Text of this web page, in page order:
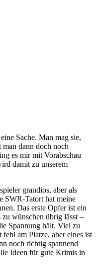
Sache. Man mag sie,
dann doch noch
es mir mit Vorabschau
damit zu unserem
grandios, aber als
SWR-Tatort hat meine
Das erste Opfer ist ein
wünschen übrig lässt –
Spannung hält. Viel zu
am Platze, aber eines ist
noch richtig spannend
Ideen für gute Krimis in